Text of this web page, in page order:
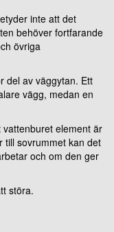
inte att det
behöver fortfarande
övriga
del av väggytan. Ett
vägg, medan en
element är
till sovrummet kan det
och om den ger
störa.